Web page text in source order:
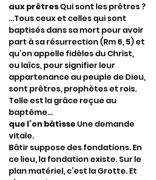
aux prêtres Qui sont les prêtres ?
…Tous ceux et celles qui sont
baptisés dans sa mort pour avoir
part à sa résurrection (Rm 6, 5) et
qu’on appelle fidèles du Christ,
ou laïcs, pour signifier leur
appartenance au peuple de Dieu,
sont prêtres, prophètes et rois.
Telle est la grâce reçue au
baptême…
que l’on bâtisse Une demande
vitale.
Bâtir suppose des fondations. En
ce lieu, la fondation existe. Sur le
plan matériel, c’est la Grotte. Et